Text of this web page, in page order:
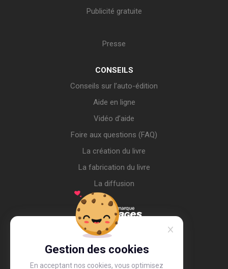
Gestion des cookies
En acceptant nos cookies, vous optimisez
Publicité gratuite
Presse
CONSEILS
Conseils sur l’auto-édition
Aide en ligne
Vidéo d’aide
Foire aux questions (FAQ)
La création du livre
La fabrication du livre
La diffusion